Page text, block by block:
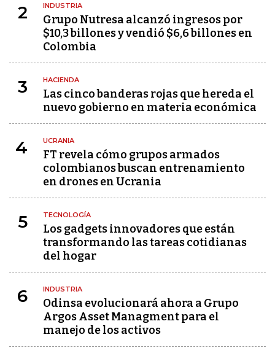
2 INDUSTRIA
Grupo Nutresa alcanzó ingresos por
$10,3 billones y vendió $6,6 billones en
Colombia
3 HACIENDA
Las cinco banderas rojas que hereda el
nuevo gobierno en materia económica
4 UCRANIA
FT revela cómo grupos armados
colombianos buscan entrenamiento
en drones en Ucrania
5 TECNOLOGÍA
Los gadgets innovadores que están
transformando las tareas cotidianas
del hogar
6 INDUSTRIA
Odinsa evolucionará ahora a Grupo
Argos Asset Managment para el
manejo de los activos